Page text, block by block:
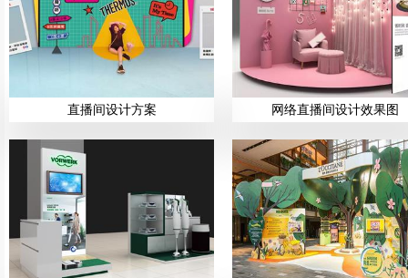
直播间设计方案 网络直播间设计效果图